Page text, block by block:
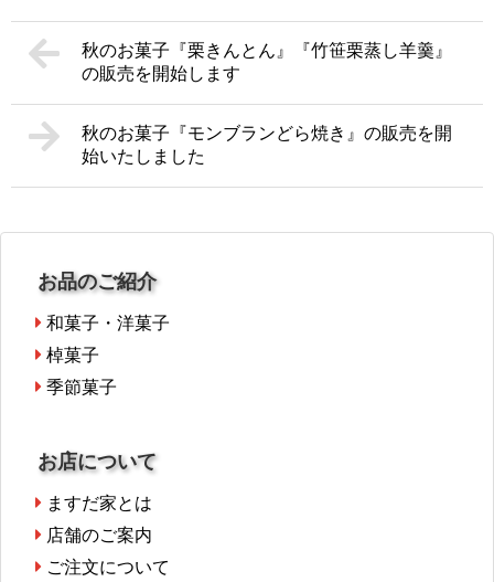
秋のお菓子『栗きんとん』『竹笹栗蒸し羊羹』
の販売を開始します
秋のお菓子『モンブランどら焼き』の販売を開
始いたしました
お品のご紹介
和菓子・洋菓子
棹菓子
季節菓子
お店について
ますだ家とは
店舗のご案内
ご注文について